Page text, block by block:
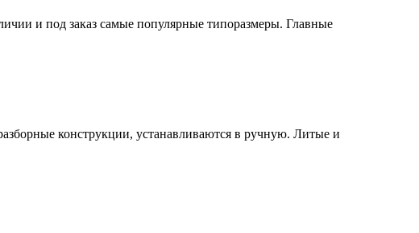
и под заказ самые популярные типоразмеры. Главные
конструкции, устанавливаются в ручную. Литые и